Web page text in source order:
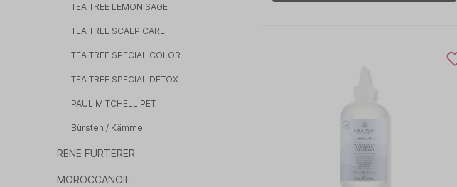
TEA TREE LEMON SAGE
TEA TREE SCALP CARE
TEA TREE SPECIAL COLOR
TEA TREE SPECIAL DETOX
PAUL MITCHELL PET
Bürsten / Kämme
RENE FURTERER
MOROCCANOIL